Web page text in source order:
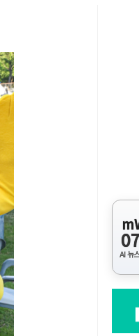
AI 뉴